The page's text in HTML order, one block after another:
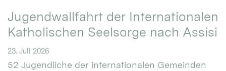
Jugendwallfahrt der Internationalen
Katholischen Seelsorge nach Assisi
23. Juli 2026
52 Jugendliche der internationalen Gemeinden